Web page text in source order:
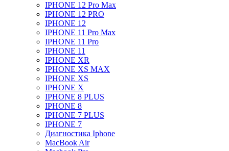
IPHONE 12 Pro Max
IPHONE 12 PRO
IPHONE 12
IPHONE 11 Pro Max
IPHONE 11 Pro
IPHONE 11
IPHONE XR
IPHONE XS MAX
IPHONE XS
IPHONE X
IPHONE 8 PLUS
IPHONE 8
IPHONE 7 PLUS
IPHONE 7
Диагностика Iphone
MacBook Air